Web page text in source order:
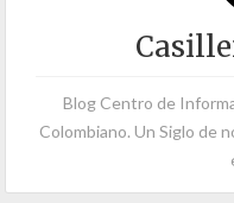
Blog Centro de
Colombiano. Un Siglo de